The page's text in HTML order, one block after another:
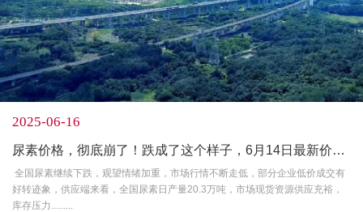
2025-06-16
尿素价格，彻底崩了！跌成了这个样子，6月14日最新价格行情
全国尿素继续下跌，观望情绪加重，市场行情不断走低，部分企业低价成交有
好转迹象，供应端来看，全国尿素日产量20.3万吨，市场现货资源供应充裕，
库存压力.........